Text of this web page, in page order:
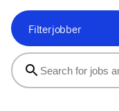
Filterjobber